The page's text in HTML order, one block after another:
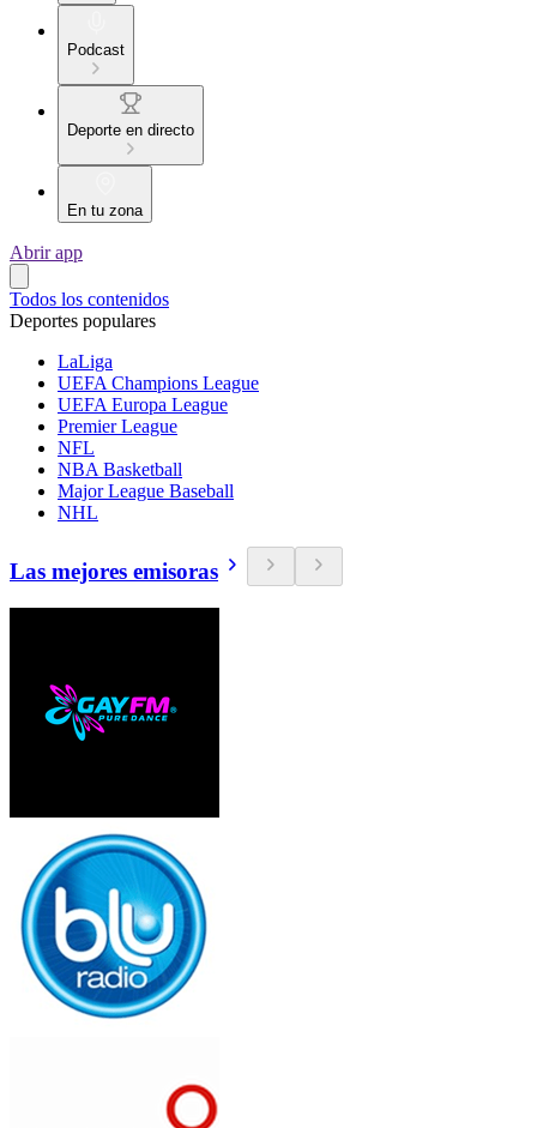
Podcast
Deporte en directo
En tu zona
Abrir app
Todos los contenidos
Deportes populares
LaLiga
UEFA Champions League
UEFA Europa League
Premier League
NFL
NBA Basketball
Major League Baseball
NHL
Las mejores emisoras